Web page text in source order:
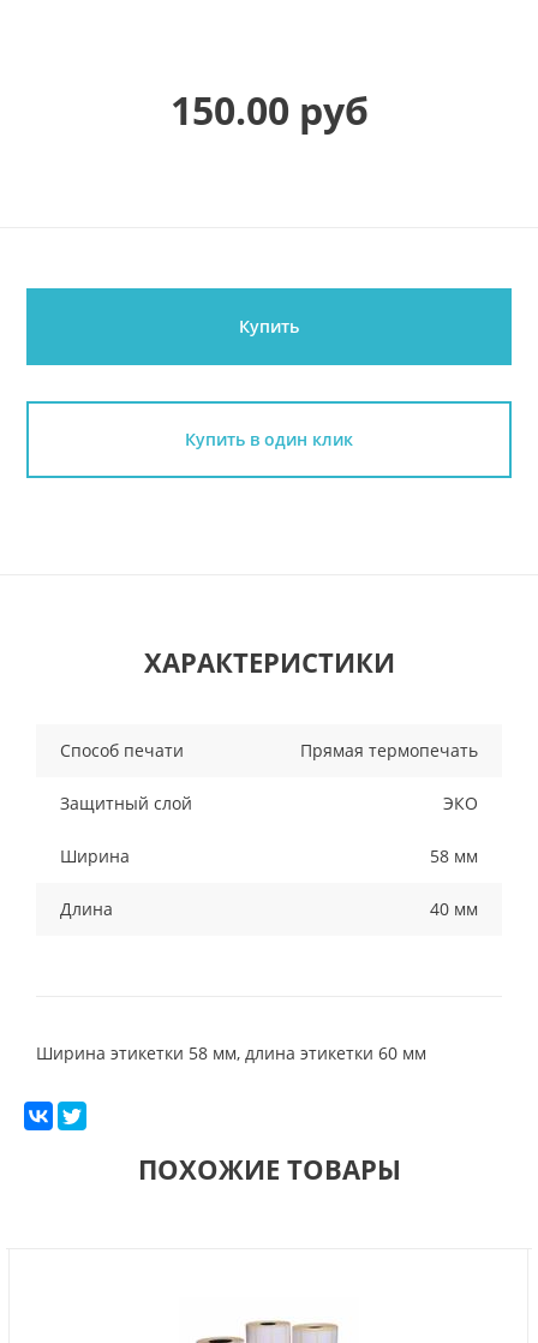
150.00 руб
Купить
Купить в один клик
ХАРАКТЕРИСТИКИ
Способ печати Прямая термопечать
Защитный слой ЭКО
Ширина 58 мм
Длина 40 мм
Ширина этикетки 58 мм, длина этикетки 60 мм
ПОХОЖИЕ ТОВАРЫ